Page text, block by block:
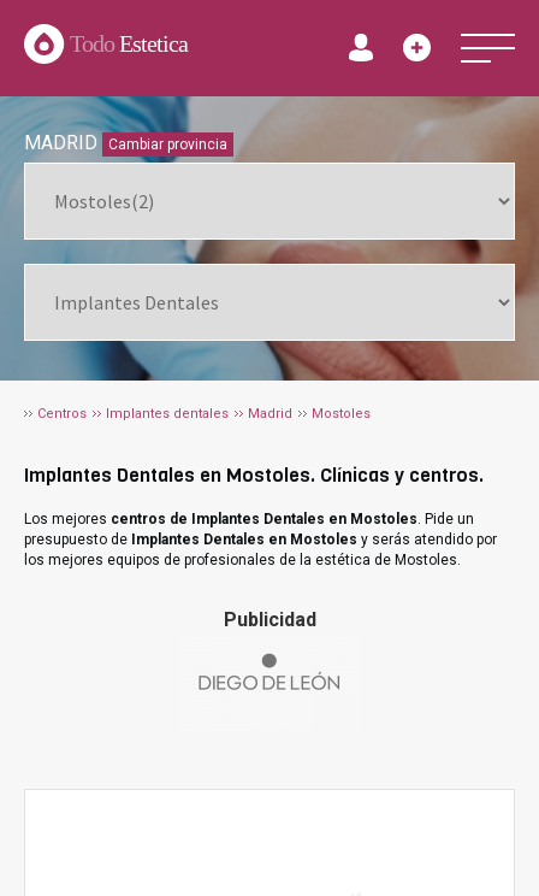
TodoEstetica
MADRID Cambiar provincia
Centros Implantes dentales Madrid Mostoles
Implantes Dentales en Mostoles. Clínicas y centros.
Los mejores centros de Implantes Dentales en Mostoles. Pide un
presupuesto de Implantes Dentales en Mostoles y serás atendido por
los mejores equipos de profesionales de la estética de Mostoles.
Publicidad